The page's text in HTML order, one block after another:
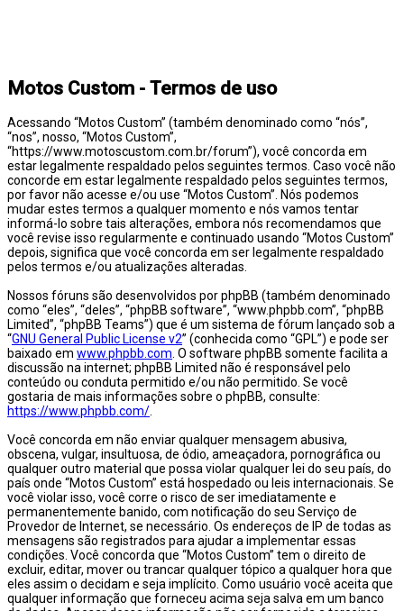
Motos Custom - Termos de uso
Acessando “Motos Custom” (também denominado como “nós”,
“nos”, nosso, “Motos Custom”,
“https://www.motoscustom.com.br/forum”), você concorda em
estar legalmente respaldado pelos seguintes termos. Caso você não
concorde em estar legalmente respaldado pelos seguintes termos,
por favor não acesse e/ou use “Motos Custom”. Nós podemos
mudar estes termos a qualquer momento e nós vamos tentar
informá-lo sobre tais alterações, embora nós recomendamos que
você revise isso regularmente e continuado usando “Motos Custom”
depois, significa que você concorda em ser legalmente respaldado
pelos termos e/ou atualizações alteradas.
Nossos fóruns são desenvolvidos por phpBB (também denominado
como “eles”, “deles”, “phpBB software”, “www.phpbb.com”, “phpBB
Limited”, “phpBB Teams”) que é um sistema de fórum lançado sob a
“GNU General Public License v2” (conhecida como “GPL”) e pode ser
baixado em www.phpbb.com . O software phpBB somente facilita a
discussão na internet; phpBB Limited não é responsável pelo
conteúdo ou conduta permitido e/ou não permitido. Se você
gostaria de mais informações sobre o phpBB, consulte:
https://www.phpbb.com/
Você concorda em não enviar qualquer mensagem abusiva,
obscena, vulgar, insultuosa, de ódio, ameaçadora, pornográfica ou
qualquer outro material que possa violar qualquer lei do seu país, do
país onde “Motos Custom” está hospedado ou leis internacionais. Se
você violar isso, você corre o risco de ser imediatamente e
permanentemente banido, com notificação do seu Serviço de
Provedor de Internet, se necessário. Os endereços de IP de todas as
mensagens são registrados para ajudar a implementar essas
condições. Você concorda que “Motos Custom” tem o direito de
excluir, editar, mover ou trancar qualquer tópico a qualquer hora que
eles assim o decidam e seja implícito. Como usuário você aceita que
qualquer informação que forneceu acima seja salva em um banco